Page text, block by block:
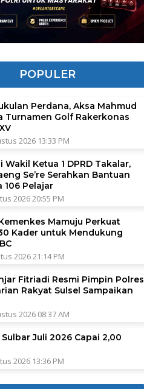
POPULER
Perdana, Aksa Mahmud
Turnamen Golf Rakerkonas
2026 13:33 PM
Ketua 1 DPRD Takalar,
Se’re Serahkan Bantuan
106 Pelajar
2026 20:55 PM
Mamuju Perkuat
Kader untuk Mendukung
2026 21:14 PM
Fitriadi Resmi Pimpin Polres
Rakyat Sulsel Sampaikan
2026 08:37 AM
Sulbar Juli 2026 Capai 2,00
2026 13:36 PM